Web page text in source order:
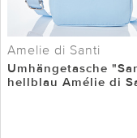
Amelie di Santi
Umhängetasche
hellblau Amélie di